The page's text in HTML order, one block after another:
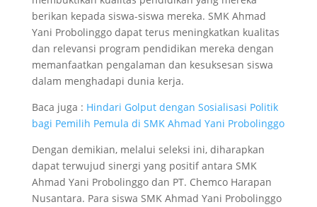
berikan kepada siswa-siswa mereka. SMK Ahmad
Yani Probolinggo dapat terus meningkatkan kualitas
dan relevansi program pendidikan mereka dengan
memanfaatkan pengalaman dan kesuksesan siswa
dalam menghadapi dunia kerja.
Baca juga : Hindari Golput dengan Sosialisasi Politik
bagi Pemilih Pemula di SMK Ahmad Yani Probolinggo
Dengan demikian, melalui seleksi ini, diharapkan
dapat terwujud sinergi yang positif antara SMK
Ahmad Yani Probolinggo dan PT. Chemco Harapan
Nusantara. Para siswa SMK Ahmad Yani Probolinggo